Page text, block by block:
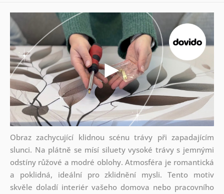
Obraz zachycující klidnou scénu trávy při zapadajícím
slunci. Na plátně se mísí siluety vysoké trávy s jemnými
odstíny růžové a modré oblohy. Atmosféra je romantická
a poklidná, ideální pro zklidnění mysli. Tento motiv
skvěle doladí interiér vašeho domova nebo pracovního